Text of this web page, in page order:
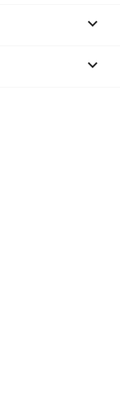

keyboard_arrow_down